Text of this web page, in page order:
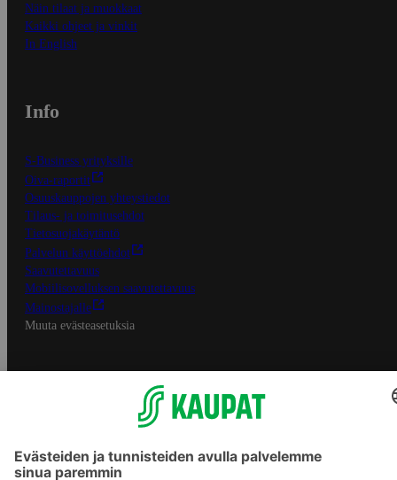
Näin tilaat ja muokkaat
Kaikki ohjeet ja vinkit
In English
Info
S-Business yrityksille
Oiva-raportit
Osuuskauppojen yhteystiedot
Tilaus- ja toimitusehdot
Tietosuojakäytäntö
Palvelun käyttöehdot
Saavutettavuus
Mobiilisovelluksen saavutettavuus
Mainostajalle
Muuta evästeasetuksia
S-ryhmän palvelut
Asiakasomistajuus